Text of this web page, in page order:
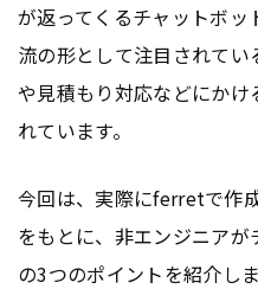
が返ってくるチャットボ
流の形として注目されて
や見積もり対応などにか
れています。
今回は、実際にferretで作
をもとに、非エンジニア
の3つのポイントを紹介しま